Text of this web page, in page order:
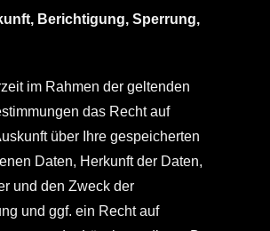
Berichtigung, Sperrung,
im Rahmen der geltenden
das Recht auf
über Ihre gespeicherten
Daten, Herkunft der Daten,
und den Zweck der
und ggf. ein Recht auf